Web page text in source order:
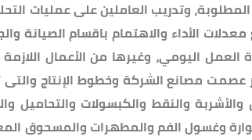
وتدريب العاملين على عمليات
معدلات الأداء والاهتمام باقسام الصيانة
العمل اليومي، وغيرها من الأعمال
والأشربة والنقط والكبسولات والتحاميل
وغسول الفم والمطهرات والمسحوق